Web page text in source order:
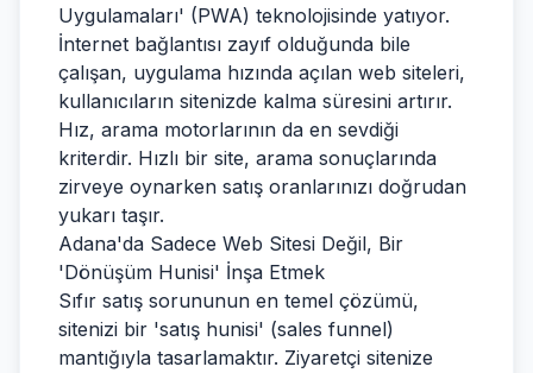
Uygulamaları' (PWA) teknolojisinde yatıyor.
İnternet bağlantısı zayıf olduğunda bile
çalışan, uygulama hızında açılan web siteleri,
kullanıcıların sitenizde kalma süresini artırır.
Hız, arama motorlarının da en sevdiği
kriterdir. Hızlı bir site, arama sonuçlarında
zirveye oynarken satış oranlarınızı doğrudan
yukarı taşır.
Adana'da Sadece Web Sitesi Değil, Bir
'Dönüşüm Hunisi' İnşa Etmek
Sıfır satış sorununun en temel çözümü,
sitenizi bir 'satış hunisi' (sales funnel)
mantığıyla tasarlamaktır. Ziyaretçi sitenize